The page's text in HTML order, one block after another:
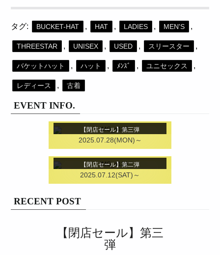
タグ: BUCKET-HAT , HAT , LADIES , MEN'S ,
THREESTAR , UNISEX , USED , スリースター ,
バケットハット , ハット , ﾒﾝｽﾞ , ユニセックス ,
レディース , 古着
EVENT INFO.
【閉店セール】第三弾
2025.07.28(MON)～
【閉店セール】第二弾
2025.07.12(SAT)～
RECENT POST
【閉店セール】第三
弾